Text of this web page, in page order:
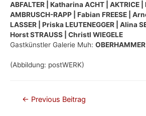
ABFALTER | Katharina ACHT | AKTRICE
AMBRUSCH-RAPP | Fabian FREESE |
LASSER | Priska LEUTENEGGER | Alina
Horst STRAUSS | Christl WIEGELE
Gastkünstler Galerie Muh:
(Abbildung: postWERK)
Beitragsnavigation
← Previous Beitrag